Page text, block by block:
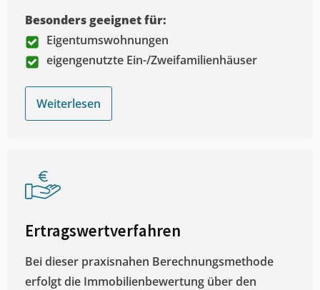
Besonders geeignet für:
Eigentumswohnungen
eigengenutzte Ein-/Zweifamilienhäuser
Weiterlesen
Ertragswertverfahren
Bei dieser praxisnahen Berechnungsmethode
erfolgt die Immobilienbewertung über den